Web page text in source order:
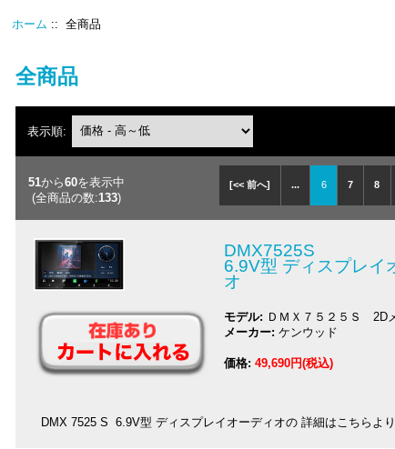
ホーム :: 全商品
全商品
表示順:
[<< 前へ] ... 6 7 8
51から60を表示中
(全商品の数:133)
DMX7525S
6.9V型 ディスプレイ
オ
モデル: ＤＭＸ７５２５Ｓ 2D
メーカー: ケンウッド
価格: 49,690円(税込)
DMX 7525 S 6.9V型 ディスプレイオーディオの 詳細はこちら